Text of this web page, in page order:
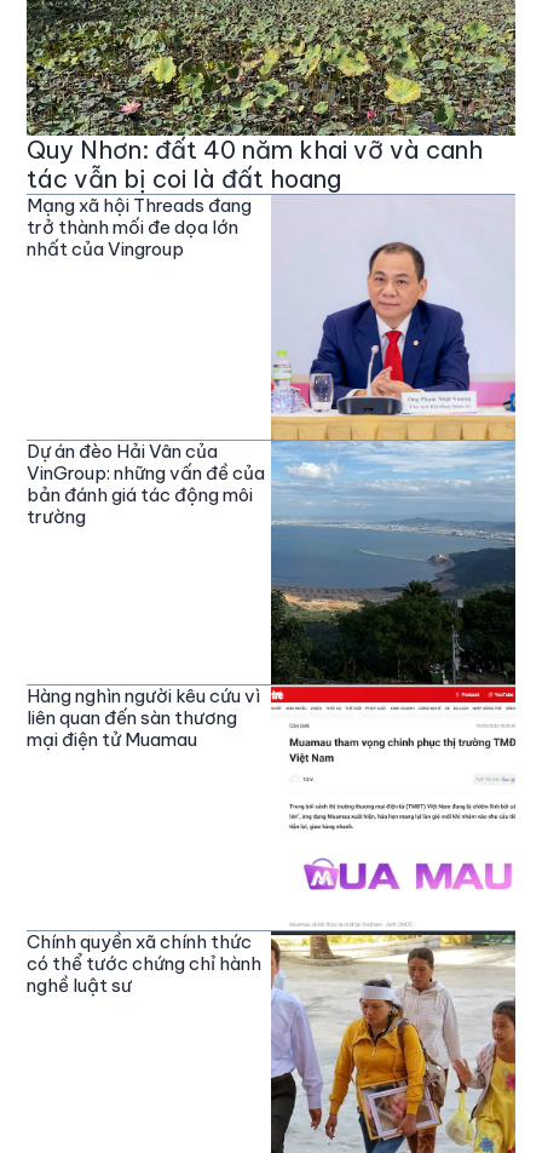
Quy Nhơn: đất 40 năm khai vỡ và canh
tác vẫn bị coi là đất hoang
Mạng xã hội Threads đang
trở thành mối đe dọa lớn
nhất của Vingroup
Dự án đèo Hải Vân của
VinGroup: những vấn đề của
bản đánh giá tác động môi
trường
Hàng nghìn người kêu cứu vì
liên quan đến sàn thương
mại điện tử Muamau
Chính quyền xã chính thức
có thể tước chứng chỉ hành
nghề luật sư